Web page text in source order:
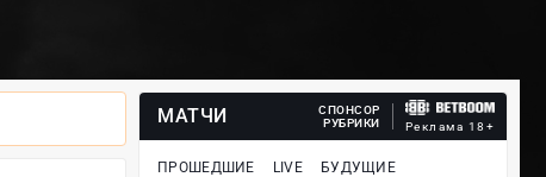
МАТЧИ
СПОНСОР
РУБРИКИ
Реклама 18+
ПРОШЕДШИЕ LIVE БУДУЩИЕ